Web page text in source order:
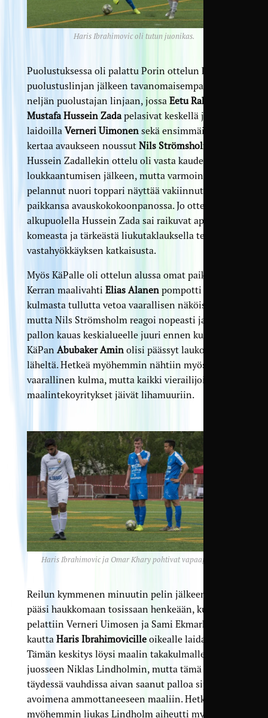
Haris Ibrahimovic oli tutun juonikas.
Puolustuksessa oli palattu Porin ottelun kolmen
puolustuslinjan jälkeen tavanomaisempaan
neljän puolustajan linjaan, jossa Eetu Rahkola
Mustafa Hussein Zadapelasivat keskellä ja
laidoilla Verneri Uimonen sekä ensimmäistä
kertaa avaukseen noussut Nils Strömsholm
Hussein Zadallekin ottelu oli vasta kauden toinen
loukkaantumisen jälkeen, mutta varmoin ottein
pelannut nuori toppari näyttää vakiinnuttavan
paikkansa avauskokokoonpanossa. Jo ottelun
alkupuolella Hussein Zada sai raikuvat aplodit
komeasta ja tärkeästä liukutaklauksella tehdystä
vastahyökkäyksen katkaisusta.
Myös KäPalle oli ottelun alussa omat paikkansa.
Kerran maalivahti Elias Alanenpompotti pienestä
kulmasta tullutta vetoa vaarallisen näköisesti,
mutta Nils Strömsholm reagoi nopeasti ja purki
pallon kauas keskialueelle juuri ennen kuin
KäPan Abubaker Aminolisi päässyt laukomaan
läheltä. Hetkeä myöhemmin nähtiin myös KäPan
vaarallinen kulma, mutta kaikki vierailijoiden
maalintekoyritykset jäivät lihamuuriin.
Haris Ibrahimovic ja Omar Khary pohtivat vapaapotkua.
Reilun kymmenen minuutin pelin jälkeen yleisö
pääsi haukkomaan tosissaan henkeään, kun pallo
pelattiin Verneri Uimosen ja Sami Ekmarkin
kautta Haris Ibrahimovicilleoikealle laidalle.
Tämän keskitys löysi maalin takakulmalle
juosseen Niklas Lindholmin, mutta tämä ei
täydessä vauhdissa aivan saanut palloa sijoitettua
avoimena ammottaneeseen maaliin. Hetkeä
myöhemmin liukas Lindholm aiheutti myös